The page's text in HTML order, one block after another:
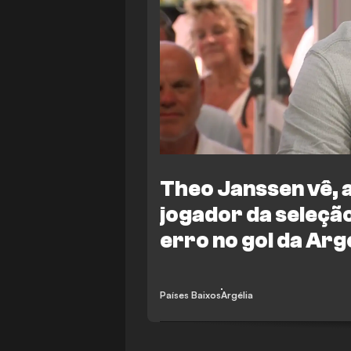
Theo Janssen vê,
jogador da
erro no gol da
Países BaixosArgélia